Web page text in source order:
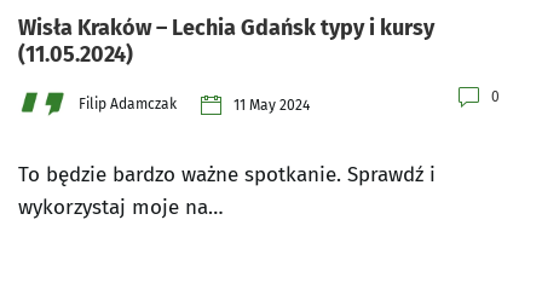
Wisła Kraków – Lechia Gdańsk typy i kursy
(11.05.2024)
Filip Adamczak 11 May 2024 0
To będzie bardzo ważne spotkanie. Sprawdź i
wykorzystaj moje na…